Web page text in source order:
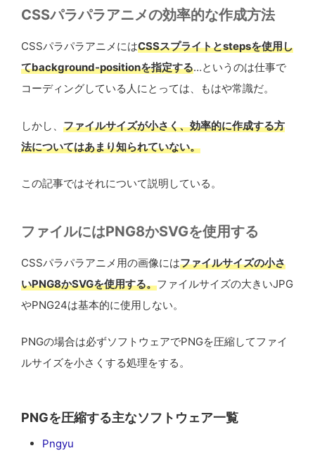
CSSパラパラアニメの効率的な作成方法
CSSパラパラアニメにはCSSスプライトとstepsを使用し
てbackground-positionを指定する…というのは仕事で
コーディングしている人にとっては、もはや常識だ。
しかし、 ファイルサイズが小さく、効率的に作成する方
法についてはあまり知られていない。
この記事ではそれについて説明している。
ファイルにはPNG8かSVGを使用する
CSSパラパラアニメ用の画像にはファイルサイズの小さ
いPNG8かSVGを使用する。ファイルサイズの大きいJPG
やPNG24は基本的に使用しない。
PNGの場合は必ずソフトウェアでPNGを圧縮してファイ
ルサイズを小さくする処理をする。
PNGを圧縮する主なソフトウェア一覧
Pngyu